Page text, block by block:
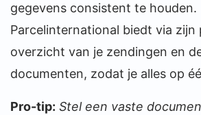
gegevens consistent te houden.
Parcelinternational biedt via zijn
overzicht van je zendingen en
documenten, zodat je alles op
Pro-tip: Stel een vaste